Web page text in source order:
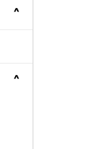
^
^